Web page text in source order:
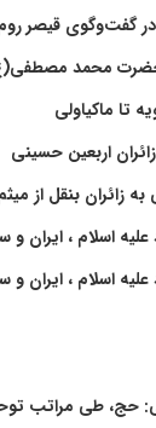
در گفت‌وگوی قیصر
حضرت محمد
تا ماکیاولی
اربعین حسینی
زائران بنقل از
اسلام ، ایران و
اسلام ، ایران و
حج، طی مراتب